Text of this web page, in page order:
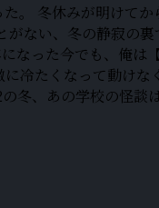
。 冬休みが明けて
ない、冬の静寂の
った今でも、俺
たくなって動けな
冬、あの学校の怪